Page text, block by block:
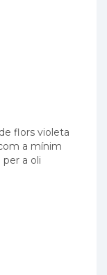
flors violeta
a mínim
per a oli